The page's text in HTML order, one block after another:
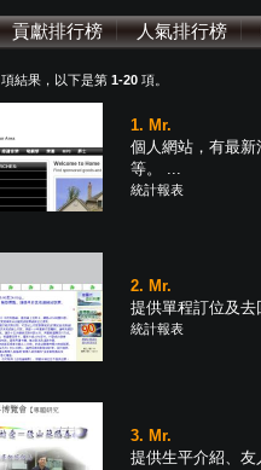
貢獻排行榜 人氣排行榜
項結果，以下是第 1-20 項。
1. Mr.
個人網站，有最
等。 ...
統計報表
2. Mr.
提供單程訂位及
統計報表
3. Mr.
提供生平介紹、